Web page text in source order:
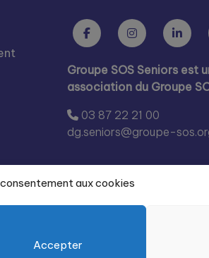
aux cookies
Accepter
Groupe SOS Seniors est
association du Groupe
03 87 22 21 00
dg.seniors@groupe-